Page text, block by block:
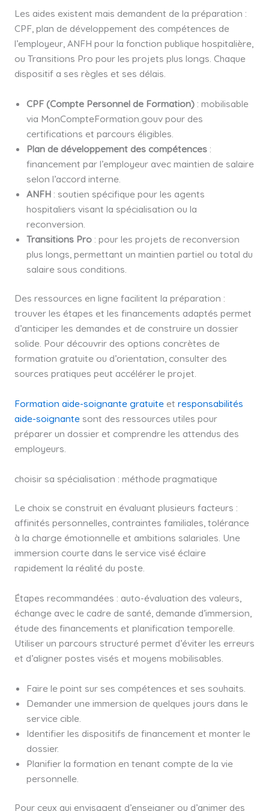
Les aides existent mais demandent de la préparation :
CPF, plan de développement des compétences de
l’employeur, ANFH pour la fonction publique hospitalière,
ou Transitions Pro pour les projets plus longs. Chaque
dispositif a ses règles et ses délais.
CPF (Compte Personnel de Formation): mobilisable
via MonCompteFormation.gouv pour des
certifications et parcours éligibles.
Plan de développement des compétences:
financement par l’employeur avec maintien de salaire
selon l’accord interne.
ANFH: soutien spécifique pour les agents
hospitaliers visant la spécialisation ou la
reconversion.
Transitions Pro: pour les projets de reconversion
plus longs, permettant un maintien partiel ou total du
salaire sous conditions.
Des ressources en ligne facilitent la préparation :
trouver les étapes et les financements adaptés permet
d’anticiper les demandes et de construire un dossier
solide. Pour découvrir des options concrètes de
formation gratuite ou d’orientation, consulter des
sources pratiques peut accélérer le projet.
Formation aide-soignante gratuiteet responsabilités
aide-soignantesont des ressources utiles pour
préparer un dossier et comprendre les attendus des
employeurs.
choisir sa spécialisation : méthode pragmatique
Le choix se construit en évaluant plusieurs facteurs :
affinités personnelles, contraintes familiales, tolérance
à la charge émotionnelle et ambitions salariales. Une
immersion courte dans le service visé éclaire
rapidement la réalité du poste.
Étapes recommandées : auto-évaluation des valeurs,
échange avec le cadre de santé, demande d’immersion,
étude des financements et planification temporelle.
Utiliser un parcours structuré permet d’éviter les erreurs
et d’aligner postes visés et moyens mobilisables.
Faire le point sur ses compétences et ses souhaits.
Demander une immersion de quelques jours dans le
service cible.
Identifier les dispositifs de financement et monter le
dossier.
Planifier la formation en tenant compte de la vie
personnelle.
Pour ceux qui envisagent d’enseigner ou d’animer des